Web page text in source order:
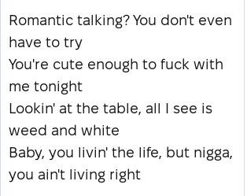
Romantic talking? You don't even
have to try
You're cute enough to fuck with
me tonight
Lookin' at the table, all I see is
weed and white
Baby, you livin' the life, but nigga,
you ain't living right